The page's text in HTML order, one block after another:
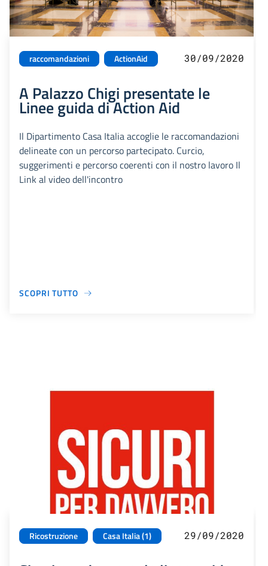
raccomandazioni ActionAid 30/09/2020
A Palazzo Chigi presentate le
Linee guida di Action Aid
Il Dipartimento Casa Italia accoglie le raccomandazioni
delineate con un percorso partecipato. Curcio,
suggerimenti e percorso coerenti con il nostro lavoro Il
Link al video dell'incontro
SCOPRI TUTTO
Ricostruzione Casa Italia (1) 29/09/2020